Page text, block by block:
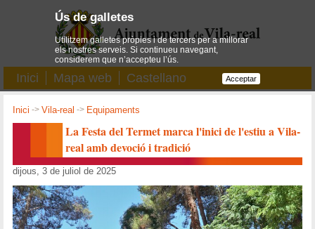
Inici Mapa web Castellano
Inici ->Vila-real -> Equipaments
La Festa del Termet marca l'inici de l'estiu a Vila-
real amb devoció i tradició
dijous, 3 de juliol de 2025
Ús de galletes
Utilitzem galletes pròpies i de tercers per a millorar
els nostres serveis. Si continueu navegant,
considerem que n’accepteu l’ús.
Acceptar